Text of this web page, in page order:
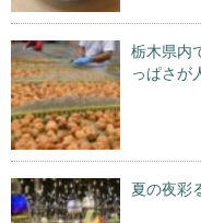
栃木県内
っぱさが
夏の夜彩